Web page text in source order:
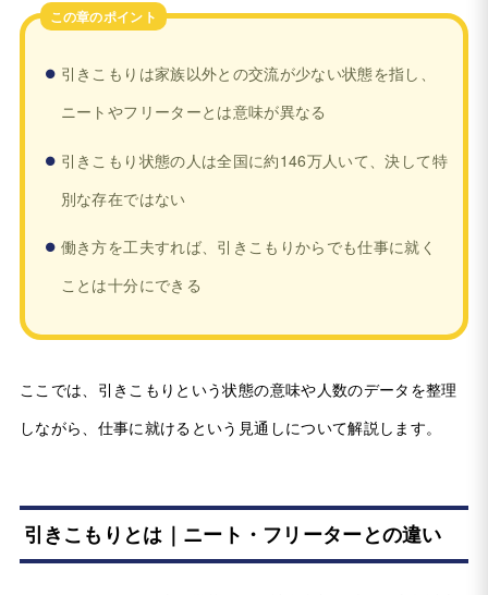
この章のポイント
引きこもりは家族以外との交流が少ない状態を指し、
ニートやフリーターとは意味が異なる
引きこもり状態の人は全国に約146万人いて、決して特
別な存在ではない
働き方を工夫すれば、引きこもりからでも仕事に就く
ことは十分にできる
ここでは、引きこもりという状態の意味や人数のデータを整理
しながら、仕事に就けるという見通しについて解説します。
引きこもりとは｜ニート・フリーターとの違い